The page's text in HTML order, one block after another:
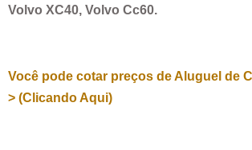
Volvo XC40, Volvo Cc60.
Você pode cotar preços de Aluguel de
> (Clicando Aqui)